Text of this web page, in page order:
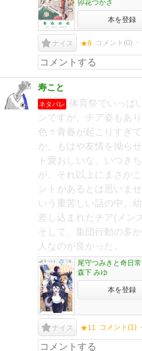
卯花つかさ
本を登録
ナイス ★9 コメント(0)
寿こと
ネタバレ
体育祭でいっぱ
ンですが、チア姿もあ
色々青春が起こりすぎ
か、もはや友情を拗ら
ト愛おしいな。いつき
が、それ以上にまさか
ントがあるとは思いま
いう重苦しい話の中、
差し込まれたチア(メン
そして、集団行動の多
人なのが良かった。
尾守つみきと奇日
森下 みゆ
本を登録
ナイス ★11 コメント(1)